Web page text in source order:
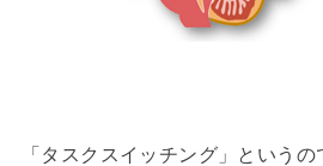
「タスクスイッチング」という